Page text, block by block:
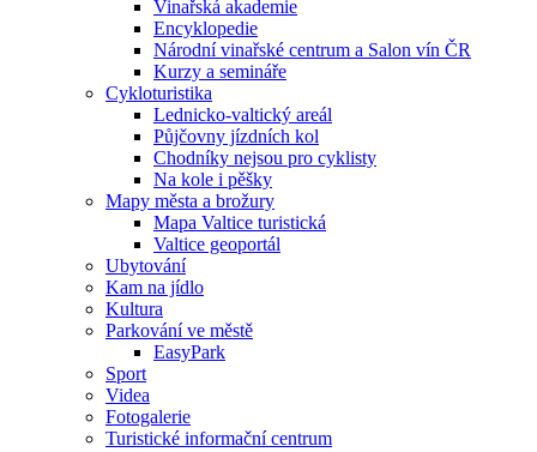
Vinařská akademie
Encyklopedie
Národní vinařské centrum a Salon vín ČR
Kurzy a semináře
Cykloturistika
Lednicko-valtický areál
Půjčovny jízdních kol
Chodníky nejsou pro cyklisty
Na kole i pěšky
Mapy města a brožury
Mapa Valtice turistická
Valtice geoportál
Ubytování
Kam na jídlo
Kultura
Parkování ve městě
EasyPark
Sport
Videa
Fotogalerie
Turistické informační centrum